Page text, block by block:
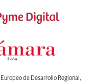
de Desarrollo Regional,